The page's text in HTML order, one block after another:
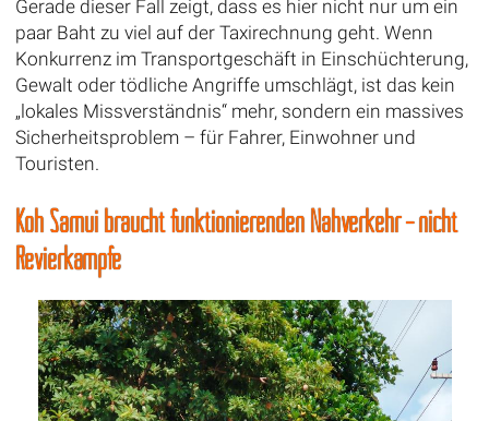
Gerade dieser Fall zeigt, dass es hier nicht nur um ein
paar Baht zu viel auf der Taxirechnung geht. Wenn
Konkurrenz im Transportgeschäft in Einschüchterung,
Gewalt oder tödliche Angriffe umschlägt, ist das kein
„lokales Missverständnis“ mehr, sondern ein massives
Sicherheitsproblem – für Fahrer, Einwohner und
Touristen.
Koh Samui braucht funktionierenden Nahverkehr – nicht
Revierkämpfe